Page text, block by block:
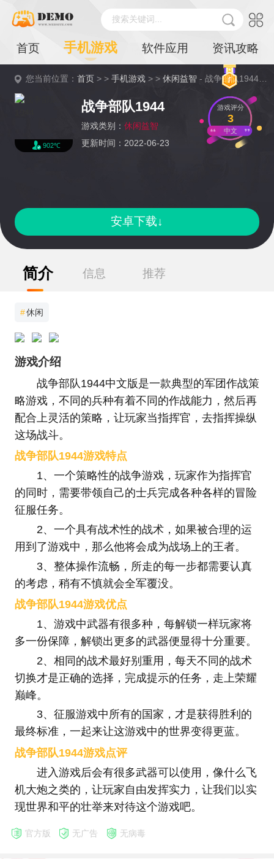
搜索关键词...
首页 手机游戏 软件应用 资讯攻略
您当前位置：首页 > >手机游戏 > >休闲益智 - 战争部队1944详情
902℃
战争部队1944
游戏类别： 休闲益智
更新时间：2022-06-23
游戏评分
3
中文
安卓下载↓
简介 信息 推荐
#休闲
游戏介绍
战争部队1944中文版是一款典型的军团作战策
略游戏，不同的兵种有着不同的作战能力，然后再
配合上灵活的策略，让玩家当指挥官，去指挥操纵
这场战斗。
战争部队1944游戏特点
1、一个策略性的战争游戏，玩家作为指挥官
的同时，需要带领自己的士兵完成各种各样的冒险
征服任务。
2、一个具有战术性的战术，如果被合理的运
用到了游戏中，那么他将会成为战场上的王者。
3、整体操作流畅，所走的每一步都需要认真
的考虑，稍有不慎就会全军覆没。
战争部队1944游戏优点
1、游戏中武器有很多种，每解锁一样玩家将
多一份保障，解锁出更多的武器便显得十分重要。
2、相同的战术最好别重用，每天不同的战术
切换才是正确的选择，完成提示的任务，走上荣耀
巅峰。
3、征服游戏中所有的国家，才是获得胜利的
最终标准，一起来让这游戏中的世界变得更蓝。
战争部队1944游戏点评
进入游戏后会有很多武器可以使用，像什么飞
机大炮之类的，让玩家自由发挥实力，让我们以实
现世界和平的壮举来对待这个游戏吧。
官方版 无广告 无病毒